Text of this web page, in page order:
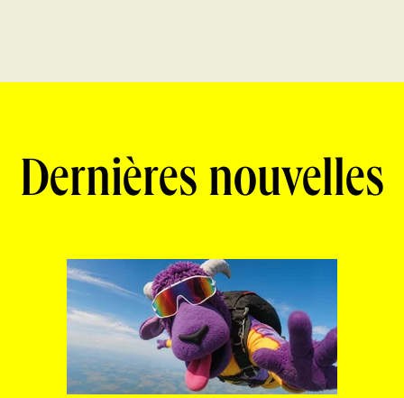
Dernières nouvelles